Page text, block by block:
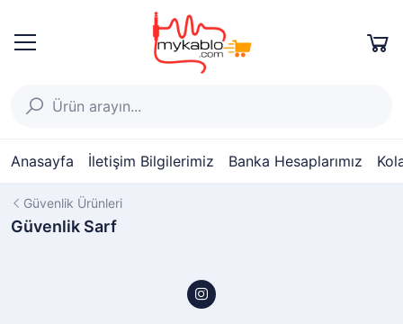
Anasayfa İletişim Bilgilerimiz Banka Hesaplarımız
Güvenlik Ürünleri
Güvenlik Sarf